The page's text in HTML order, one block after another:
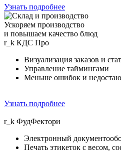
Узнать подробнее
Ускоряем производство
и повышаем качество блюд
r_k КДС Про
Визуализация заказов и
Управление таймингами
Меньше ошибок и
Узнать подробнее
r_k ФудФектори
Электронный
Печать этикеток с весом,